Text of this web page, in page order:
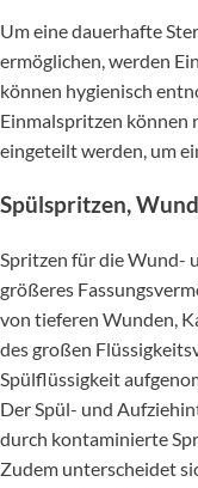
Um eine dauerhafte
ermöglichen, werden
können hygienisch
Einmalspritzen können
eingeteilt werden, um
Spülspritzen,
Spritzen für die Wund-
größeres
von tieferen Wunden,
des großen
Spülflüssigkeit
Der Spül- und
durch kontaminierte
Zudem unterscheidet